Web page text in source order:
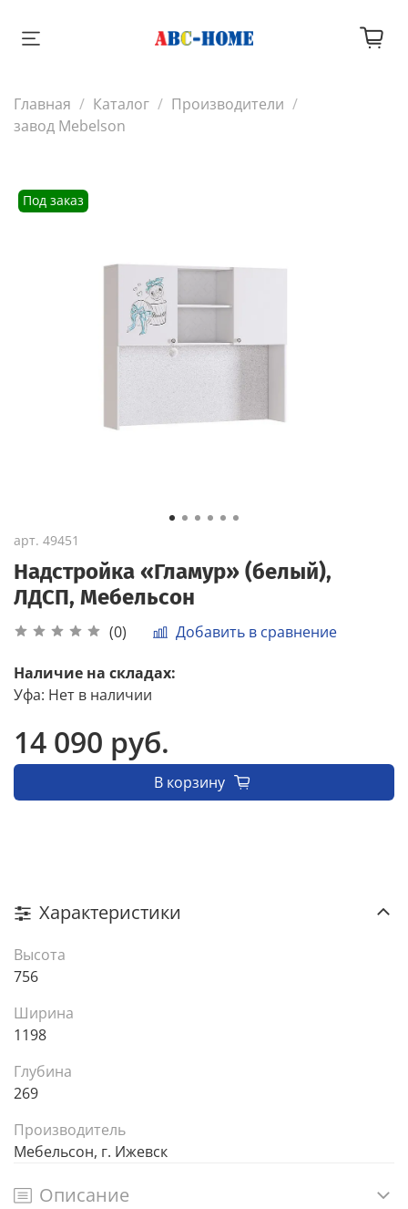
Главная Каталог
Производители
завод Mebelson
Под заказ
арт. 49451
Надстройка «Гламур» (белый),
ЛДСП, Мебельсон
(0) Добавить в сравнение
Наличие на складах:
Уфа: Нет в наличии
14 090 руб.
В корзину
Характеристики
Высота
756
Ширина
1198
Глубина
269
Производитель
Мебельсон, г. Ижевск
Описание